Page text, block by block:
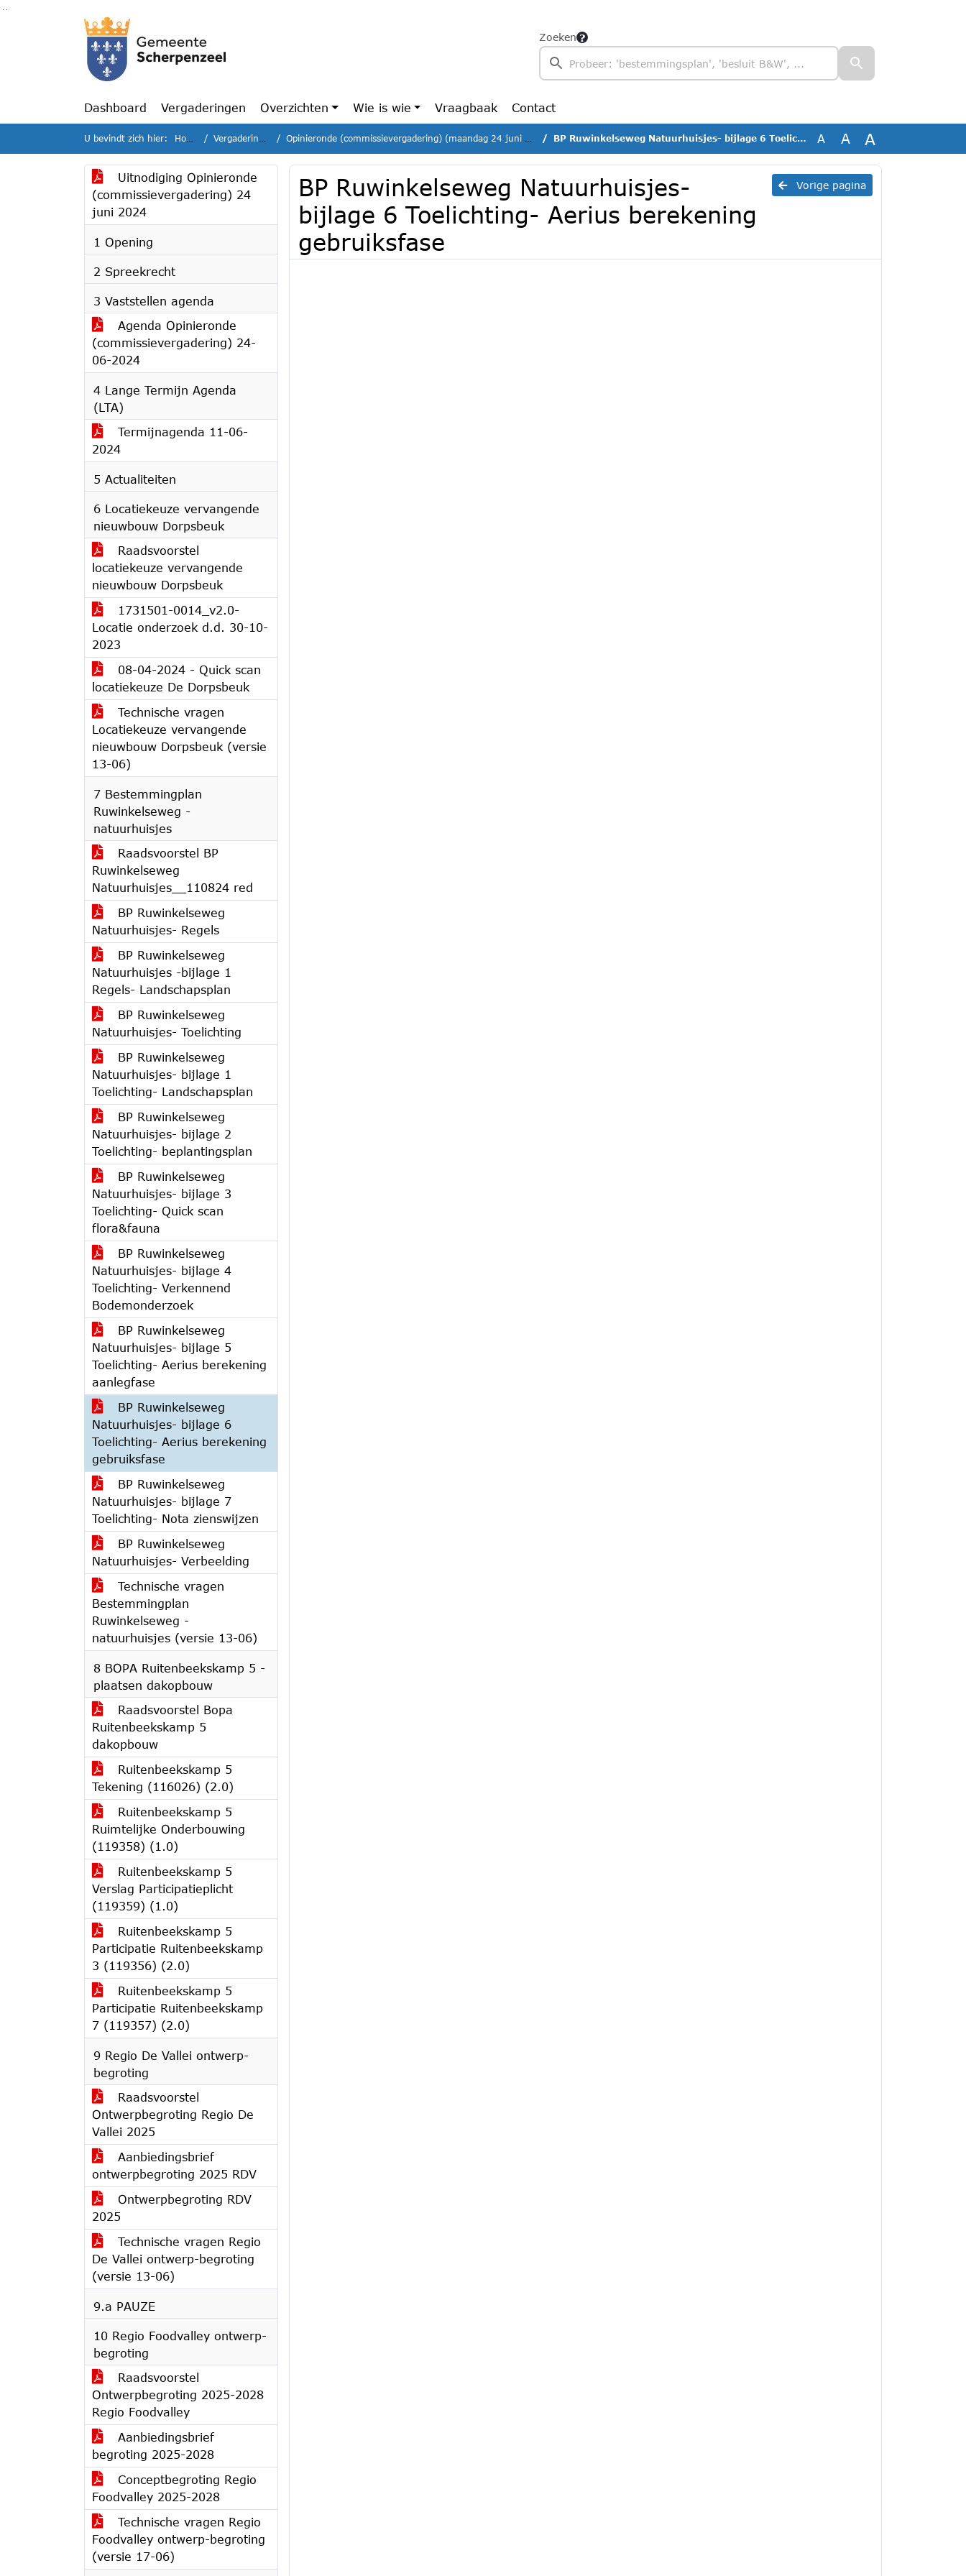
Ga naar de inhoud van deze pagina
Ga naar het zoeken
Ga naar het menu
Zoeken
Dashboard Vergaderingen Overzichten Wie is wie Vraagbaak Contact
U bevindt zich hier: Home Vergaderingen Opinieronde (commissievergadering) (maandag 24 juni 2024) BP Ruwinkelseweg Natuurhuisjes- bijlage 6 Toelichting- Aerius berekening gebruiksfase A A A
Uitnodiging Opinieronde
(commissievergadering) 24
juni 2024
1 Opening
2 Spreekrecht
3 Vaststellen agenda
Agenda Opinieronde
(commissievergadering) 24-
06-2024
4 Lange Termijn Agenda
(LTA)
Termijnagenda 11-06-
2024
5 Actualiteiten
6 Locatiekeuze vervangende
nieuwbouw Dorpsbeuk
Raadsvoorstel
locatiekeuze vervangende
nieuwbouw Dorpsbeuk
1731501-0014_v2.0-
Locatie onderzoek d.d. 30-10-
2023
08-04-2024 - Quick scan
locatiekeuze De Dorpsbeuk
Technische vragen
Locatiekeuze vervangende
nieuwbouw Dorpsbeuk (versie
13-06)
7 Bestemmingplan
Ruwinkelseweg -
natuurhuisjes
Raadsvoorstel BP
Ruwinkelseweg
Natuurhuisjes__110824 red
BP Ruwinkelseweg
Natuurhuisjes- Regels
BP Ruwinkelseweg
Natuurhuisjes -bijlage 1
Regels- Landschapsplan
BP Ruwinkelseweg
Natuurhuisjes- Toelichting
BP Ruwinkelseweg
Natuurhuisjes- bijlage 1
Toelichting- Landschapsplan
BP Ruwinkelseweg
Natuurhuisjes- bijlage 2
Toelichting- beplantingsplan
BP Ruwinkelseweg
Natuurhuisjes- bijlage 3
Toelichting- Quick scan
flora&fauna
BP Ruwinkelseweg
Natuurhuisjes- bijlage 4
Toelichting- Verkennend
Bodemonderzoek
BP Ruwinkelseweg
Natuurhuisjes- bijlage 5
Toelichting- Aerius berekening
aanlegfase
BP Ruwinkelseweg
Natuurhuisjes- bijlage 6
Toelichting- Aerius berekening
gebruiksfase
BP Ruwinkelseweg
Natuurhuisjes- bijlage 7
Toelichting- Nota zienswijzen
BP Ruwinkelseweg
Natuurhuisjes- Verbeelding
Technische vragen
Bestemmingplan
Ruwinkelseweg -
natuurhuisjes (versie 13-06)
8 BOPA Ruitenbeekskamp 5 -
plaatsen dakopbouw
Raadsvoorstel Bopa
Ruitenbeekskamp 5
dakopbouw
Ruitenbeekskamp 5
Tekening (116026) (2.0)
Ruitenbeekskamp 5
Ruimtelijke Onderbouwing
(119358) (1.0)
Ruitenbeekskamp 5
Verslag Participatieplicht
(119359) (1.0)
Ruitenbeekskamp 5
Participatie Ruitenbeekskamp
3 (119356) (2.0)
Ruitenbeekskamp 5
Participatie Ruitenbeekskamp
7 (119357) (2.0)
9 Regio De Vallei ontwerp-
begroting
Raadsvoorstel
Ontwerpbegroting Regio De
Vallei 2025
Aanbiedingsbrief
ontwerpbegroting 2025 RDV
Ontwerpbegroting RDV
2025
Technische vragen Regio
De Vallei ontwerp-begroting
(versie 13-06)
9.a PAUZE
10 Regio Foodvalley ontwerp-
begroting
Raadsvoorstel
Ontwerpbegroting 2025-2028
Regio Foodvalley
Aanbiedingsbrief
begroting 2025-2028
Conceptbegroting Regio
Foodvalley 2025-2028
Technische vragen Regio
Foodvalley ontwerp-begroting
(versie 17-06)
Vorige pagina
BP Ruwinkelseweg Natuurhuisjes-
bijlage 6 Toelichting- Aerius berekening
gebruiksfase